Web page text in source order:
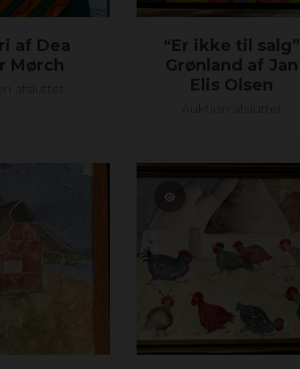
af Dea
Mørch
“Er ikke til salg”
Grønland af Jan
Elis Olsen